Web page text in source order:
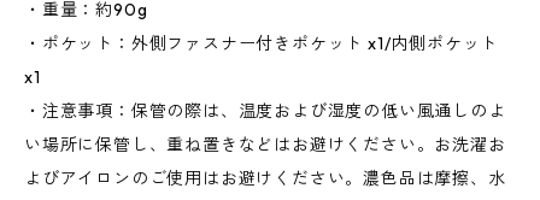
・重量：約90g
・ポケット：外側ファスナー付きポケット x1/内側ポケット
x1
・注意事項：保管の際は、温度および湿度の低い風通しのよ
い場所に保管し、重ね置きなどはお避けください。お洗濯お
よびアイロンのご使用はお避けください。濃色品は摩擦、水